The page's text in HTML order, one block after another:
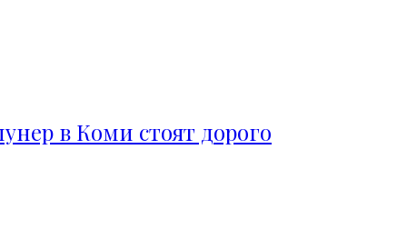
в Коми стоят дорого